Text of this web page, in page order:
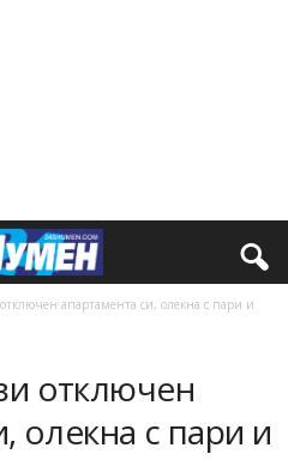
апартамента си, олекна с пари и
отключен
олекна с пари и